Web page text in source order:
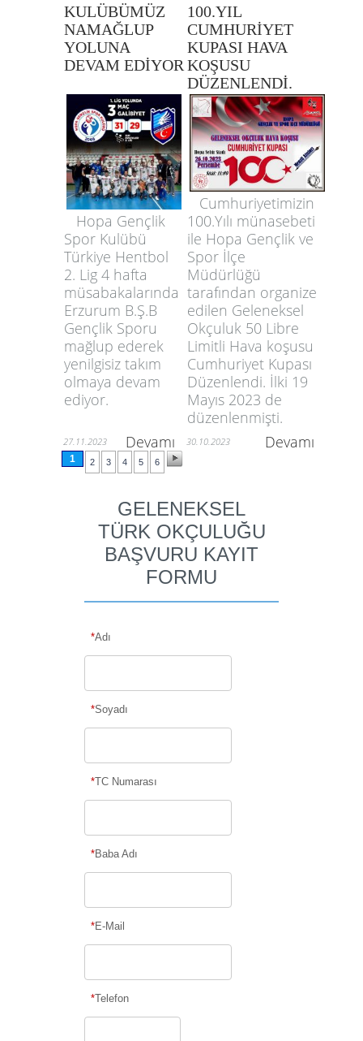
KULÜBÜMÜZ
NAMAĞLUP
YOLUNA
DEVAM EDİYOR
100.YIL
CUMHURİYET
KUPASI HAVA
KOŞUSU
DÜZENLENDİ.
Hopa Gençlik
Spor Kulübü
Türkiye Hentbol
2. Lig 4 hafta
müsabakalarında
Erzurum B.Ş.B
Gençlik Sporu
mağlup ederek
yenilgisiz takım
olmaya devam
ediyor.
Cumhuriyetimizin
100.Yılı münasebeti
ile Hopa Gençlik ve
Spor İlçe
Müdürlüğü
tarafından organize
edilen Geleneksel
Okçuluk 50 Libre
Limitli Hava koşusu
Cumhuriyet Kupası
Düzenlendi. İlki 19
Mayıs 2023 de
düzenlenmişti.
27.11.2023 Devamı 30.10.2023 Devamı
1 2 3 4 5 6
GELENEKSEL
TÜRK OKÇULUĞU
BAŞVURU KAYIT
FORMU
*Adı
*Soyadı
*TC Numarası
*Baba Adı
*E-Mail
*Telefon